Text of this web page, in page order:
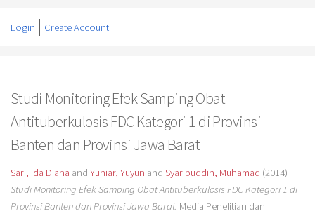
Login Create Account
Studi Monitoring Efek Samping Obat
Antituberkulosis FDC Kategori 1 di Provinsi
Banten dan Provinsi Jawa Barat
Sari, Ida Diana and Yuniar, Yuyun and Syaripuddin, Muhamad (2014)
Studi Monitoring Efek Samping Obat Antituberkulosis FDC Kategori 1 di
Provinsi Banten dan Provinsi Jawa Barat. Media Penelitian dan